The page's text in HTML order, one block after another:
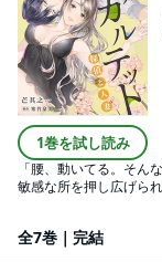
1巻を試し読み
「腰、動いてる。そ
敏感な所を押し広げら
たばかり。偶然知り合
全7巻｜完結